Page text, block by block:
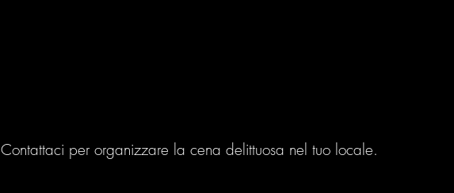
Contattaci per organizzare la cena delittuosa nel tuo locale.